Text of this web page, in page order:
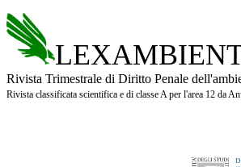
Rivista Trimestrale di Diritto Penale
Rivista classificata scientifica e di classe A per l'area 12 da